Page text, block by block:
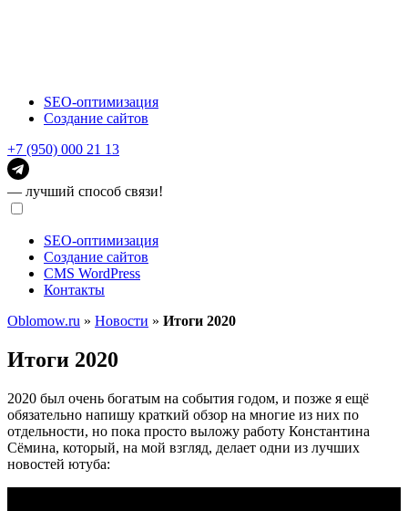
SEO-оптимизация
Создание сайтов
+7 (950) 000 21 13
— лучший способ связи!
SEO-оптимизация
Создание сайтов
CMS WordPress
Контакты
Oblomow.ru » Новости » Итоги 2020
Итоги 2020
2020 был очень богатым на события годом, и позже я ещё
обязательно напишу краткий обзор на многие из них по
отдельности, но пока просто выложу работу Константина
Сёмина, который, на мой взгляд, делает одни из лучших
новостей ютуба: